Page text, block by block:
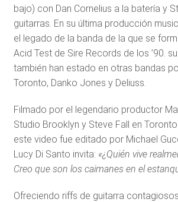
bajo) con Dan Cornelius a la batería y
guitarras. En su última producción
el legado de la banda de la que se
Acid Test de Sire Records de los ’90.
también han estado en otras bandas
Toronto, Danko Jones y Deliuss.
Filmado por el legendario productor
Studio Brooklyn y Steve Fall en
este video fue editado por Michael
Lucy Di Santo invita: «¿Quién vive
Creo que son los caimanes en el
Ofreciendo riffs de guitarra